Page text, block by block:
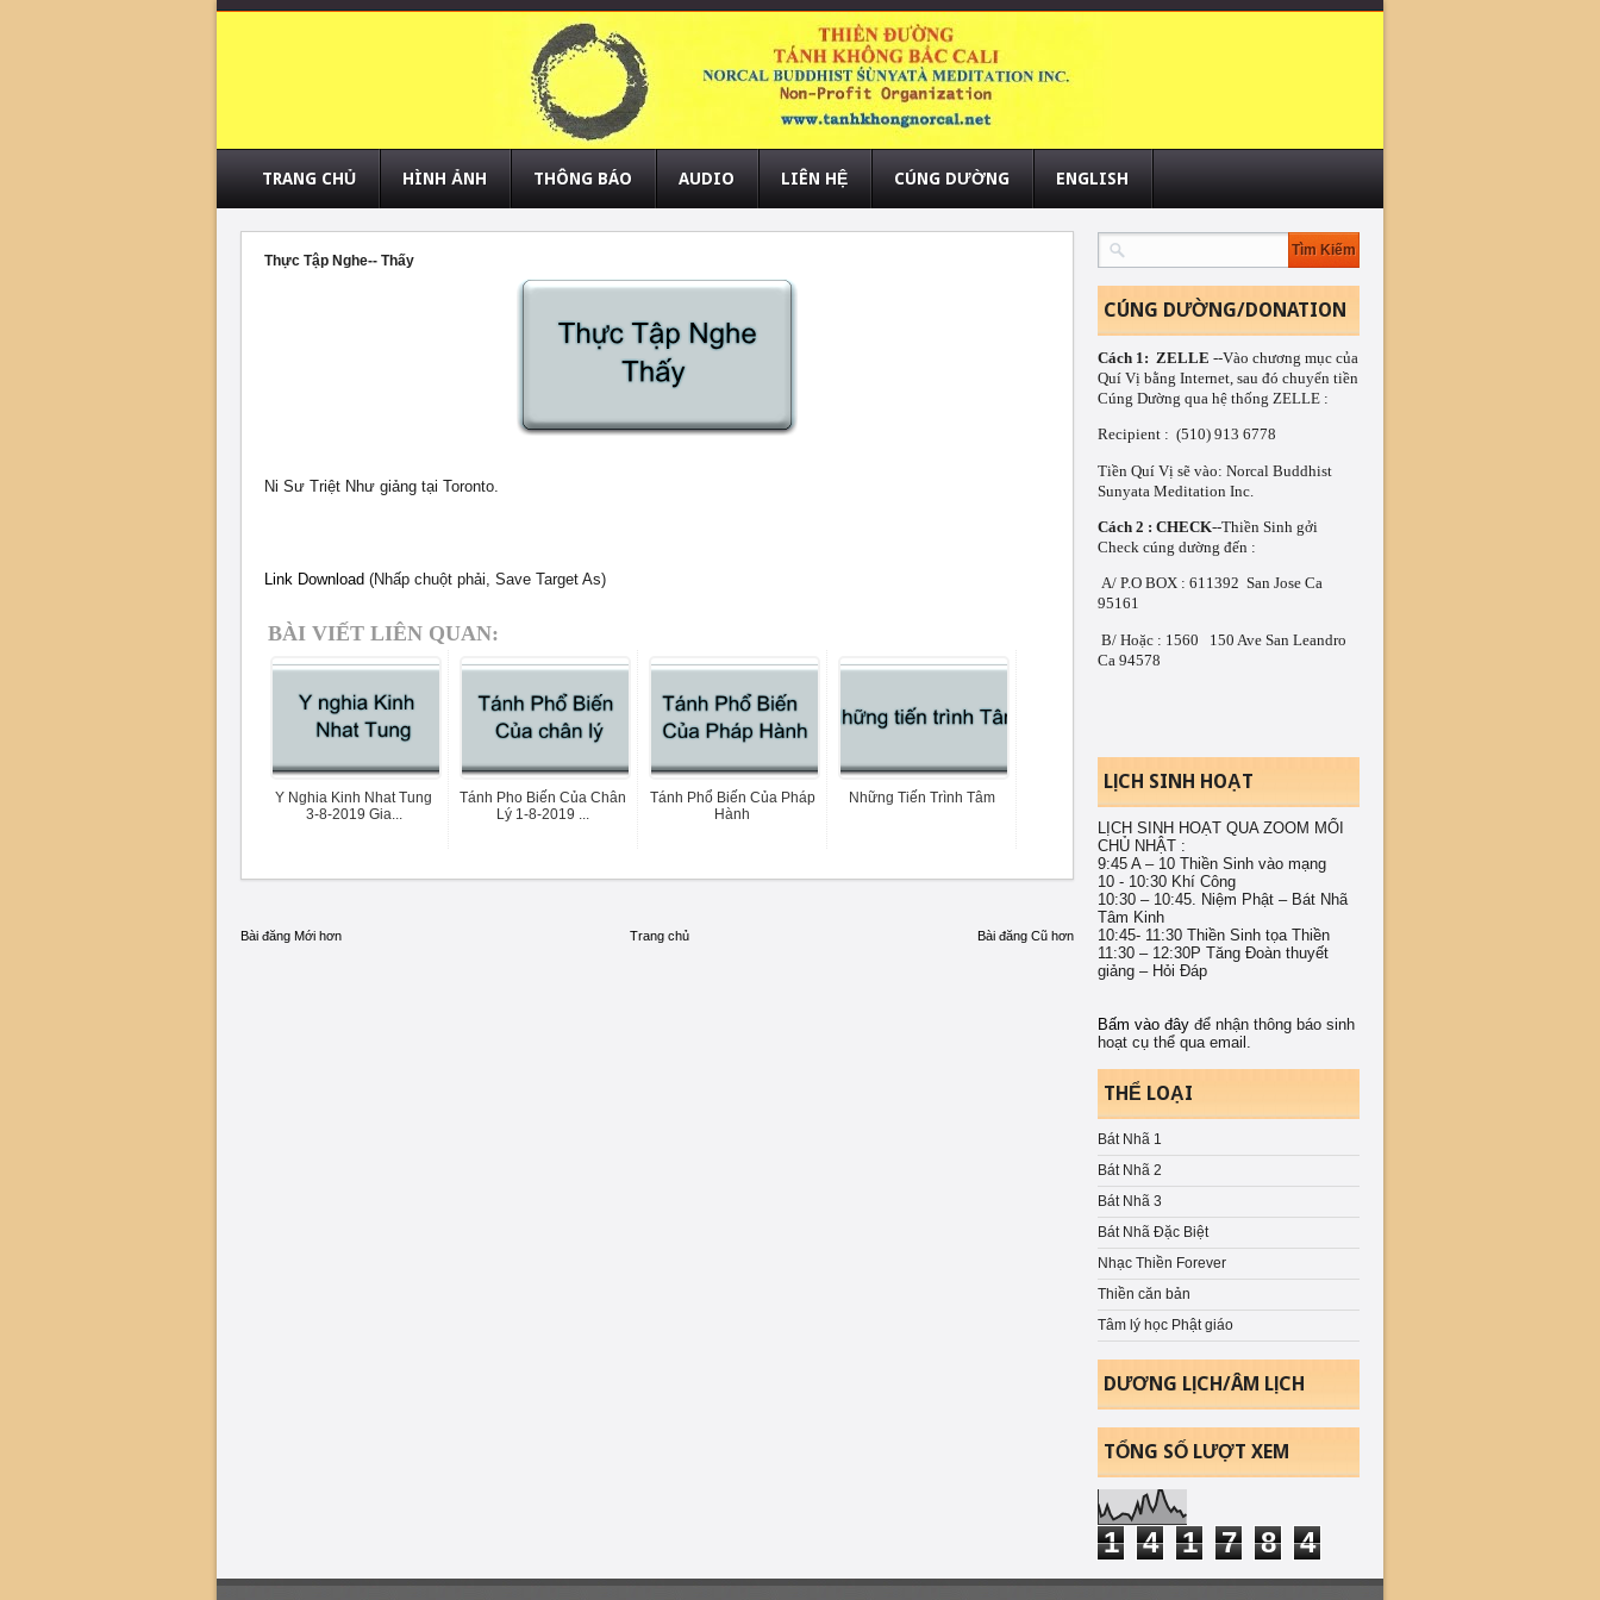
TRANG CHỦ HÌNH ẢNH THÔNG BÁO AUDIO LIÊN HỆ CÚNG DƯỜNG ENGLISH
Thực Tập Nghe-- Thấy
Ni Sư Triệt Như giảng tại Toronto.
Link Download (Nhấp chuột phải, Save Target As)
BÀI VIẾT LIÊN QUAN:
Y Nghia Kinh Nhat Tung
3-8-2019 Gia...
Tánh Pho Biến Của Chân
Lý 1-8-2019 ...
Tánh Phổ Biến Của Pháp
Hành
Những Tiến Trình Tâm
Bài đăng Mới hơn Bài đăng Cũ hơn
Trang chủ
CÚNG DƯỜNG/DONATION
Cách 1:  ZELLE --Vào chương mục của
Quí Vị bằng Internet, sau đó chuyển tiền
Cúng Dường qua hệ thống ZELLE :
Recipient :  (510) 913 6778
Tiền Quí Vị sẽ vào: Norcal Buddhist
Sunyata Meditation Inc.
Cách 2 : CHECK--Thiền Sinh gởi
Check cúng dường đến :
95161
Ca 94578
LỊCH SINH HOẠT
LỊCH SINH HOẠT QUA ZOOM MỔI
CHỦ NHẬT :
9:45 A – 10 Thiền Sinh vào mạng
10 - 10:30 Khí Công
10:30 – 10:45. Niệm Phật – Bát Nhã
Tâm Kinh
10:45- 11:30 Thiền Sinh tọa Thiền
11:30 – 12:30P Tăng Đoàn thuyết
giảng – Hỏi Đáp
Bấm vào đây để nhận thông báo sinh
hoạt cụ thể qua email.
THỂ LOẠI
Bát Nhã 1
Bát Nhã 2
Bát Nhã 3
Bát Nhã Đặc Biệt
Nhạc Thiền Forever
Thiền căn bản
Tâm lý học Phật giáo
DƯƠNG LỊCH/ÂM LỊCH
TỔNG SỐ LƯỢT XEM
1 4 1 7 8 4